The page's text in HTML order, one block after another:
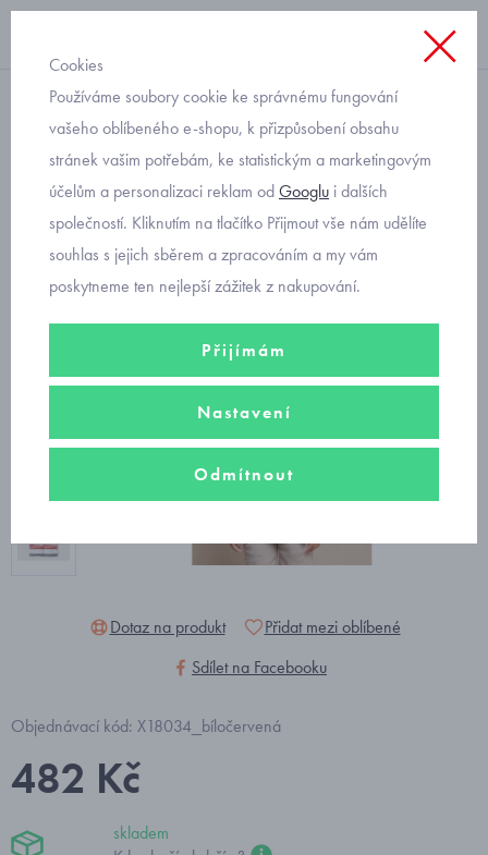
s límečkem
dětské pruhované tričko
polo Mayoral 3108-42
sandia
Dotaz na produkt
Přidat mezi oblíbené
Sdílet na Facebooku
Objednávací kód: X18034_bíločervená
482 Kč
skladem
Cookies
Používáme soubory cookie ke správnému fungování
vašeho oblíbeného e-shopu, k přizpůsobení obsahu
stránek vašim potřebám, ke statistickým a marketingovým
účelům a personalizaci reklam odGooglu i dalších
společností. Kliknutím na tlačítko Přijmout vše nám udělíte
souhlas s jejich sběrem a zpracováním a my vám
poskytneme ten nejlepší zážitek z nakupování.
Přijímám
Nastavení
Odmítnout